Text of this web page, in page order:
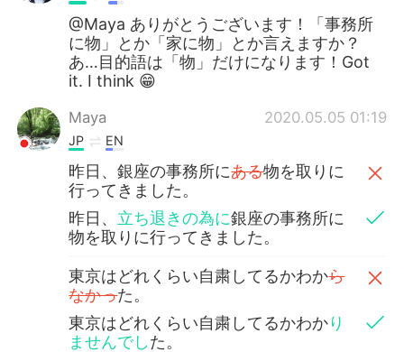
@Maya ありがとうございます！「事務所
に物」とか「家に物」とか言えますか？
あ…目的語は「物」だけになります！Got
it. I think 😁
Maya 2020.05.05 01:19
JP EN
昨日、銀座の事務所にある物を取りに
行ってきました。
昨日、 立ち退きの為に銀座の事務所に
物を取りに行ってきました。
東京はどれくらい自粛してるかわから
なかった。
東京はどれくらい自粛してるかわかり
ませんでした。